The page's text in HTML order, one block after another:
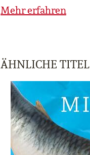
Mehr erfahren
ÄHNLICHE TITEL